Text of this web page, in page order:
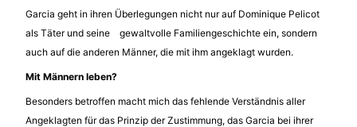
Garcia geht in ihren Überlegungen nicht nur auf Dominique Pelicot
als Täter und seine gewaltvolle Familiengeschichte ein, sondern
auch auf die anderen Männer, die mit ihm angeklagt wurden.
Mit Männern leben?
Besonders betroffen macht mich das fehlende Verständnis aller
Angeklagten für das Prinzip der Zustimmung, das Garcia bei ihrer